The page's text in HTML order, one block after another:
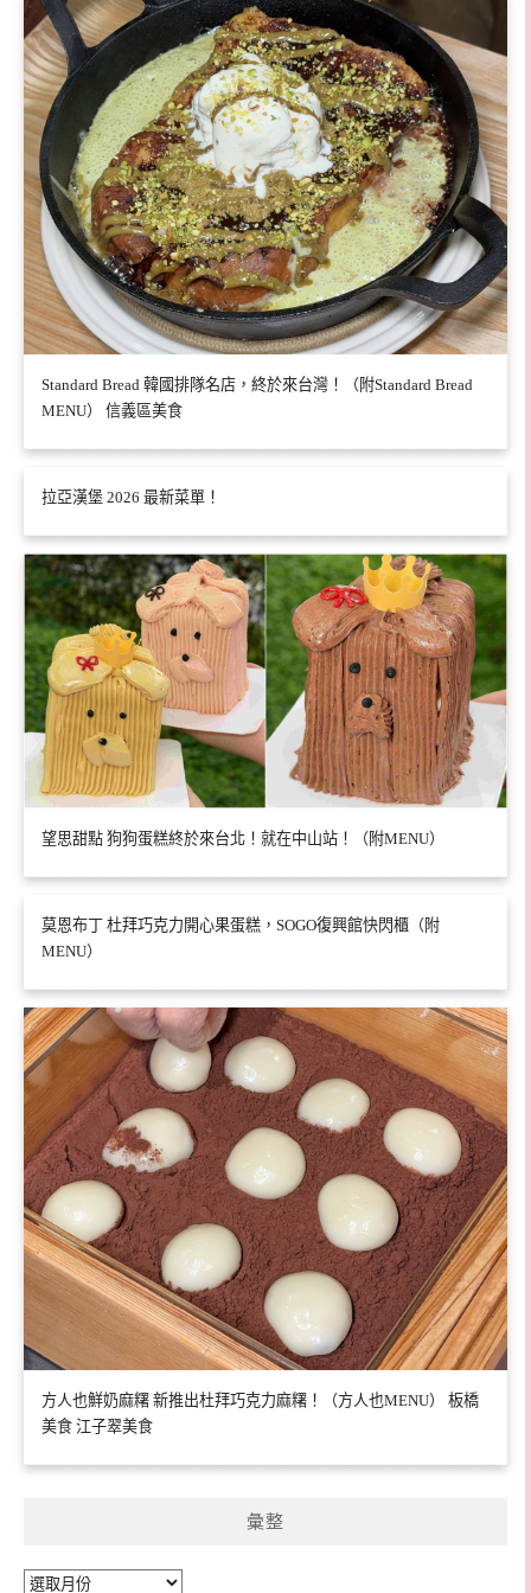
Standard Bread 韓國排隊名店，終於來台灣！（附Standard Bread
MENU） 信義區美食
拉亞漢堡 2026 最新菜單！
望思甜點 狗狗蛋糕終於來台北！就在中山站！（附MENU）
莫恩布丁 杜拜巧克力開心果蛋糕，SOGO復興館快閃櫃（附
MENU）
方人也鮮奶麻糬 新推出杜拜巧克力麻糬！（方人也MENU） 板橋
美食 江子翠美食
彙整
彙